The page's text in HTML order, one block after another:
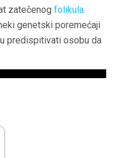
zatečenog folikula
genetski poremećaji
predispitivati ​​osobu da